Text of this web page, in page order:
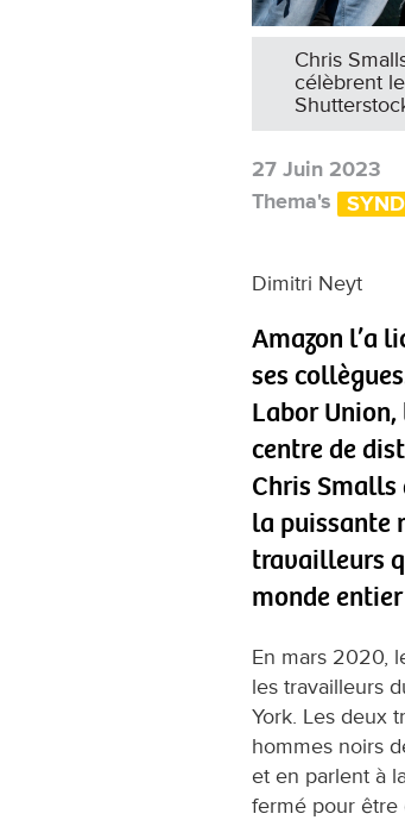
Chris
célèbrent
27 Juin 2023
Thema's
Dimitri Neyt
Amazon l’a
ses
Labor
centre de
Chris
la puissante
travailleurs
monde
En mars 2020,
les travailleurs
York. Les deux
hommes noirs
et en parlent à
fermé pour être